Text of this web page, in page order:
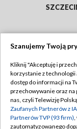
Abonament TVP
Emisja w TVP
Centrum
Szanujemy Twoją
Kliknij "Akceptuję i
korzystanie z technologii
dostęp do informacji na
przechowywanie oraz
nas, czyli Telewizję
Zaufanych Partnerów z
Partnerów TVP (93 firm),
zautomatyzowanego